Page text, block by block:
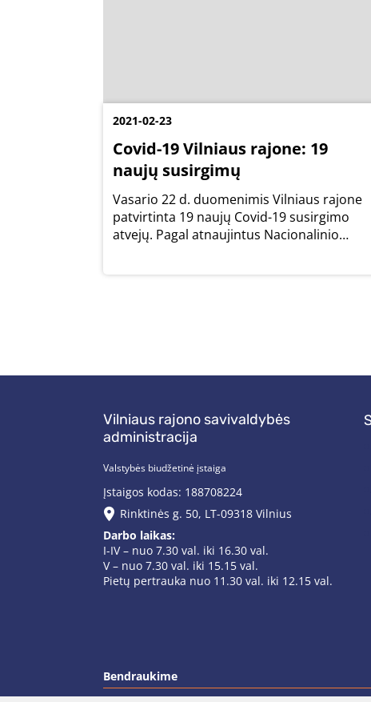
2021-02-23
Covid-19 Vilniaus rajone: 19
naujų susirgimų
Vasario 22 d. duomenimis Vilniaus rajone
patvirtinta 19 naujų Covid-19 susirgimo
atvejų. Pagal atnaujintus Nacionalinio
Vilniaus rajono savivaldybės
administracija
Valstybės biudžetinė įstaiga
Įstaigos kodas: 188708224
Rinktinės g. 50, LT-09318 Vilnius
Darbo laikas:
I-IV – nuo 7.30 val. iki 16.30 val.
V – nuo 7.30 val. iki 15.15 val.
Pietų pertrauka nuo 11.30 val. iki 12.15 val.
Bendraukime